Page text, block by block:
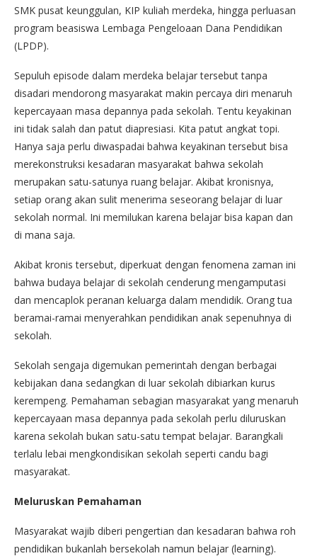
SMK pusat keunggulan, KIP kuliah merdeka, hingga perluasan
program beasiswa Lembaga Pengeloaan Dana Pendidikan
(LPDP).
Sepuluh episode dalam merdeka belajar tersebut tanpa
disadari mendorong masyarakat makin percaya diri menaruh
kepercayaan masa depannya pada sekolah. Tentu keyakinan
ini tidak salah dan patut diapresiasi. Kita patut angkat topi.
Hanya saja perlu diwaspadai bahwa keyakinan tersebut bisa
merekonstruksi kesadaran masyarakat bahwa sekolah
merupakan satu-satunya ruang belajar. Akibat kronisnya,
setiap orang akan sulit menerima seseorang belajar di luar
sekolah normal. Ini memilukan karena belajar bisa kapan dan
di mana saja.
Akibat kronis tersebut, diperkuat dengan fenomena zaman ini
bahwa budaya belajar di sekolah cenderung mengamputasi
dan mencaplok peranan keluarga dalam mendidik. Orang tua
beramai-ramai menyerahkan pendidikan anak sepenuhnya di
sekolah.
Sekolah sengaja digemukan pemerintah dengan berbagai
kebijakan dana sedangkan di luar sekolah dibiarkan kurus
kerempeng. Pemahaman sebagian masyarakat yang menaruh
kepercayaan masa depannya pada sekolah perlu diluruskan
karena sekolah bukan satu-satu tempat belajar. Barangkali
terlalu lebai mengkondisikan sekolah seperti candu bagi
masyarakat.
Meluruskan Pemahaman
Masyarakat wajib diberi pengertian dan kesadaran bahwa roh
pendidikan bukanlah bersekolah namun belajar (learning).